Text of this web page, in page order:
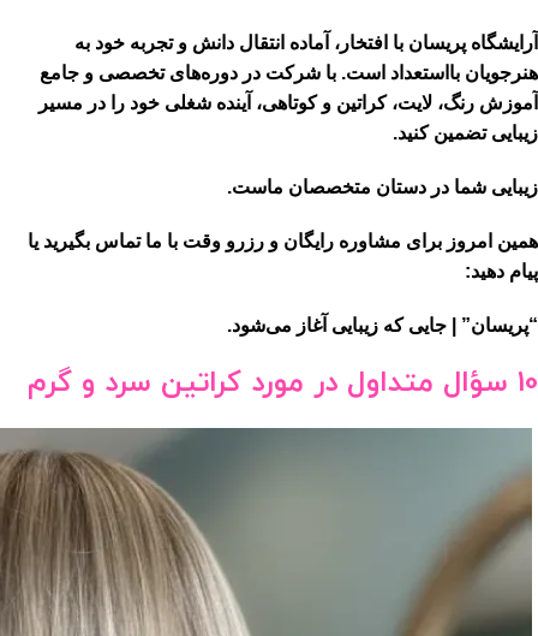
آرایشگاه پریسان با افتخار، آماده انتقال دانش و تجربه خود به
هنرجویان بااستعداد است. با شرکت در دوره‌های تخصصی و جامع
آموزش رنگ، لایت، کراتین و کوتاهی، آینده شغلی خود را در مسیر
زیبایی تضمین کنید.
زیبایی شما در دستان متخصصان ماست.
همین امروز برای مشاوره رایگان و رزرو وقت با ما تماس بگیرید یا
پیام دهید:
“پریسان” | جایی که زیبایی آغاز می‌شود.
10 سؤال متداول در مورد کراتین سرد و گرم